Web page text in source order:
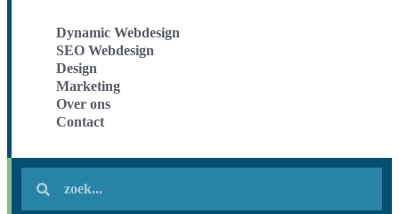
Dynamic Webdesign
SEO Webdesign
Design
Marketing
Over ons
Contact